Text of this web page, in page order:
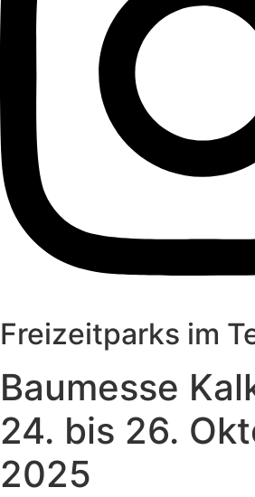
Freizeitparks im
Baumesse
24. bis 26.
2025